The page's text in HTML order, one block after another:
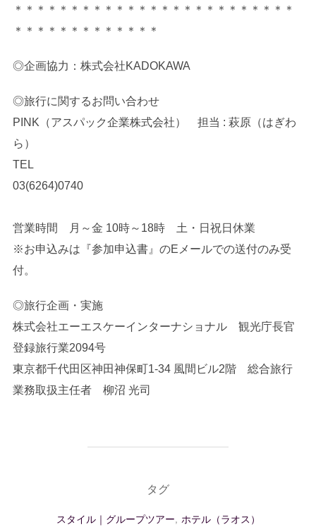
＊＊＊＊＊＊＊＊＊＊＊＊＊＊＊＊＊＊＊＊＊＊＊＊＊
＊＊＊＊＊＊＊＊＊＊＊＊＊
◎企画協力：株式会社KADOKAWA
◎旅行に関するお問い合わせ
PINK（アスパック企業株式会社） 担当 : 萩原（はぎわ
ら）
TEL
03(6264)0740
営業時間 月～金 10時～18時 土・日祝日休業
※お申込みは『参加申込書』のEメールでの送付のみ受
付。
◎旅行企画・実施
株式会社エーエスケーインターナショナル 観光庁長官
登録旅行業2094号
東京都千代田区神田神保町1-34 風間ビル2階 総合旅行
業務取扱主任者 柳沼 光司
タグ
スタイル｜グループツアー, ホテル（ラオス）